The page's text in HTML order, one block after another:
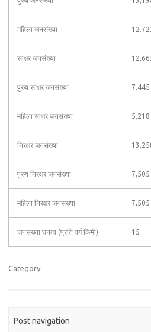
महिला जनसंख्या
साक्षर जनसंख्या
पुरुष साक्षर जनसंख्या 7,445
महिला साक्षर जनसंख्या 5,218
निरक्षर जनसंख्या
पुरुष निरक्षर जनसंख्या 7,505
महिला निरक्षर जनसंख्या 7,505
जनसंख्या घनत्व (प्रति वर्ग किमी) 15
Category:
Post navigation